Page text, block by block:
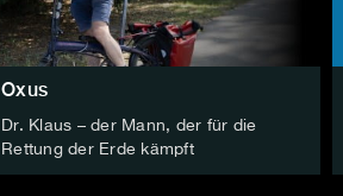
Oxus
Dr. Klaus – der Mann, der für die
Rettung der Erde kämpft